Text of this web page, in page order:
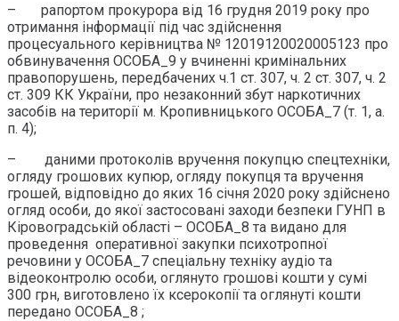
– рапортом прокурора від 16 грудня 2019 року про
отримання інформації під час здійснення
процесуального керівництва № 12019120020005123 про
обвинувачення ОСОБА_9 у вчиненні кримінальних
правопорушень, передбачених ч.1 ст. 307, ч. 2 ст. 307, ч. 2
ст. 309 КК України, про незаконний збут наркотичних
засобів на території м. Кропивницького ОСОБА_7 (т. 1, а.
п. 4);
– даними протоколів вручення покупцю спецтехніки,
огляду грошових купюр, огляду покупця та вручення
грошей, відповідно до яких 16 січня 2020 року здійснено
огляд особи, до якої застосовані заходи безпеки ГУНП в
Кіровоградській області – ОСОБА_8 та видано для
проведення оперативної закупки психотропної
речовини у ОСОБА_7 спеціальну техніку аудіо та
відеоконтролю особи, оглянуто грошові кошти у сумі
300 грн, виготовлено їх ксерокопії та оглянуті кошти
передано ОСОБА_8 ;